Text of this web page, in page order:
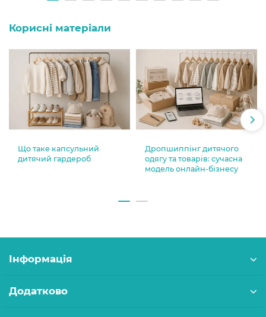
Корисні матеріали
Що таке капсульний
дитячий гардероб
Дропшиппінг дитячого
одягу та товарів: сучасна
модель онлайн-бізнесу
Інформація
Додатково